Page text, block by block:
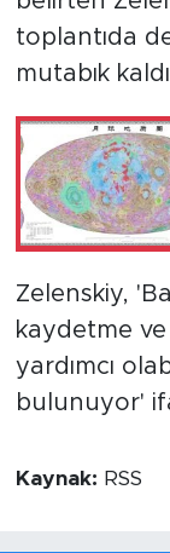
toplantıda
mutabık
Zelenskiy,
kaydetme ve
yardımcı
bulunuyor'
Kaynak: RSS